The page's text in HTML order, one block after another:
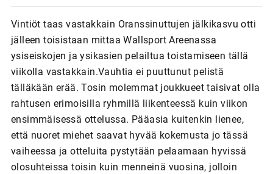
Vintiöt taas vastakkain Oranssinuttujen jälkikasvu otti
jälleen toisistaan mittaa Wallsport Areenassa
ysiseiskojen ja ysikasien pelailtua toistamiseen tällä
viikolla vastakkain.Vauhtia ei puuttunut pelistä
tälläkään erää. Tosin molemmat joukkueet taisivat olla
rahtusen erimoisilla ryhmillä liikenteessä kuin viikon
ensimmäisessä ottelussa. Pääasia kuitenkin lienee,
että nuoret miehet saavat hyvää kokemusta jo tässä
vaiheessa ja otteluita pystytään pelaamaan hyvissä
olosuhteissa toisin kuin menneinä vuosina, jolloin